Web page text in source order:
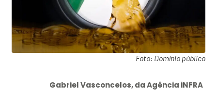
Foto: Domínio público
Gabriel Vasconcelos, da Agência iNFRA